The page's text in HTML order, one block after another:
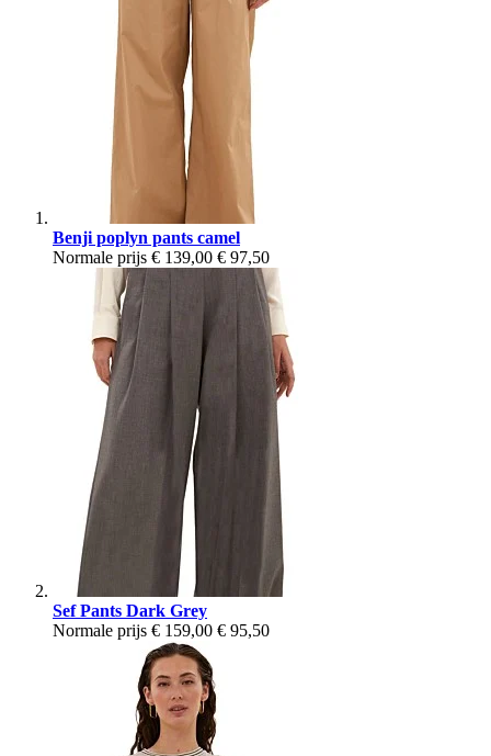
Benji poplyn pants camel
Normale prijs € 139,00 € 97,50
Sef Pants Dark Grey
Normale prijs € 159,00 € 95,50